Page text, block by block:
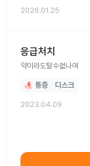
2026.01.25
응급처치
약이라도탈수없나여
통증 디스크
2023.04.09